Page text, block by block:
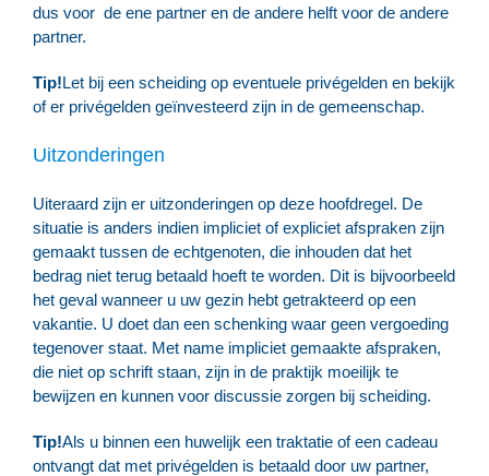
dus voor de ene partner en de andere helft voor de andere
partner.
Tip!Let bij een scheiding op eventuele privégelden en bekijk
of er privégelden geïnvesteerd zijn in de gemeenschap.
Uitzonderingen
Uiteraard zijn er uitzonderingen op deze hoofdregel. De
situatie is anders indien impliciet of expliciet afspraken zijn
gemaakt tussen de echtgenoten, die inhouden dat het
bedrag niet terug betaald hoeft te worden. Dit is bijvoorbeeld
het geval wanneer u uw gezin hebt getrakteerd op een
vakantie. U doet dan een schenking waar geen vergoeding
tegenover staat. Met name impliciet gemaakte afspraken,
die niet op schrift staan, zijn in de praktijk moeilijk te
bewijzen en kunnen voor discussie zorgen bij scheiding.
Tip!Als u binnen een huwelijk een traktatie of een cadeau
ontvangt dat met privégelden is betaald door uw partner,